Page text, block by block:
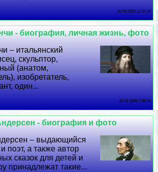
03 08 2026 12:37:14
- биография, личная жизнь, фото
– итальянский
скульптор,
(анатом,
изобретатель,
один...
02 08 2026 7:56:18
- биография и фото
– выдающийся
поэт, а также автор
сказок для детей и
принадлежат такие...